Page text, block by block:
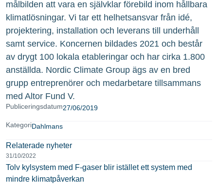
Publiceringsdatum27/06/2019
KategoriDahlmans
Relaterade nyheter
31/10/2022
Tolv kylsystem med F-gaser blir istället ett system med
mindre klimatpåverkan
målbilden att vara en självklar förebild inom hållbara
klimatlösningar. Vi tar ett helhetsansvar från idé,
projektering, installation och leverans till underhåll
samt service. Koncernen bildades 2021 och består
av drygt 100 lokala etableringar och har cirka 1.800
anställda. Nordic Climate Group ägs av en bred
grupp entreprenörer och medarbetare tillsammans
med Altor Fund V.